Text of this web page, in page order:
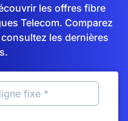
les offres fibre
Telecom. Comparez
les dernières